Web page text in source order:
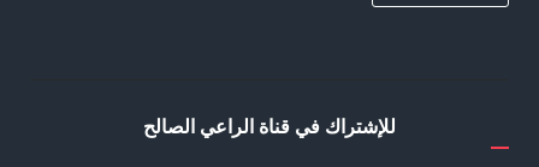
للإشتراك في قناة الراعي الصالح